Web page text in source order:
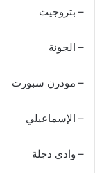
– بتروجيت
– الجونة
– مودرن سبورت
– الإسماعيلي
– وادي دجلة